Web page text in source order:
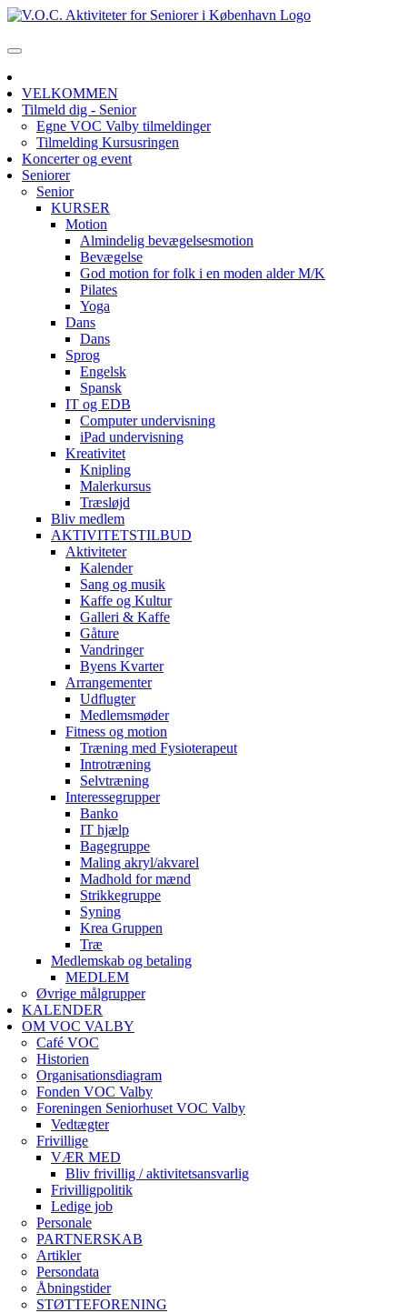
VELKOMMEN
Tilmeld dig - Senior
Egne VOC Valby tilmeldinger
Tilmelding Kursusringen
Koncerter og event
Seniorer
Senior
KURSER
Motion
Almindelig bevægelsesmotion
Bevægelse
God motion for folk i en moden alder M/K
Pilates
Yoga
Dans
Dans
Sprog
Engelsk
Spansk
IT og EDB
Computer undervisning
iPad undervisning
Kreativitet
Knipling
Malerkursus
Træsløjd
Bliv medlem
AKTIVITETSTILBUD
Aktiviteter
Kalender
Sang og musik
Kaffe og Kultur
Galleri & Kaffe
Gåture
Vandringer
Byens Kvarter
Arrangementer
Udflugter
Medlemsmøder
Fitness og motion
Træning med Fysioterapeut
Introtræning
Selvtræning
Interessegrupper
Banko
IT hjælp
Bagegruppe
Maling akryl/akvarel
Madhold for mænd
Strikkegruppe
Syning
Krea Gruppen
Træ
Medlemskab og betaling
MEDLEM
Øvrige målgrupper
KALENDER
OM VOC VALBY
Café VOC
Historien
Organisationsdiagram
Fonden VOC Valby
Foreningen Seniorhuset VOC Valby
Vedtægter
Frivillige
VÆR MED
Bliv frivillig / aktivitetsansvarlig
Frivilligpolitik
Ledige job
Personale
PARTNERSKAB
Artikler
Persondata
Åbningstider
STØTTEFORENING